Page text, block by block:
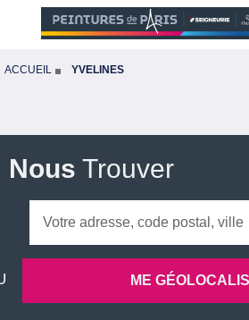
ACCUEIL YVELINES
Nous Trouver